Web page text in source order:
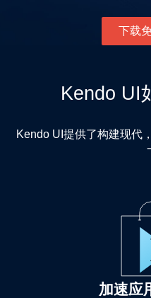
下载
Kendo UI
Kendo UI提供了构建现代
加速应